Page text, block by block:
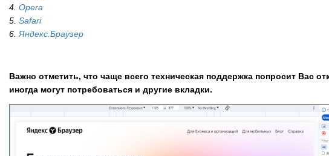
4. Opera
5. Safari
6. Яндекс.Браузер
Важно отметить, что чаще всего техническая поддержка попросит Вас
иногда могут потребоваться и другие вкладки.